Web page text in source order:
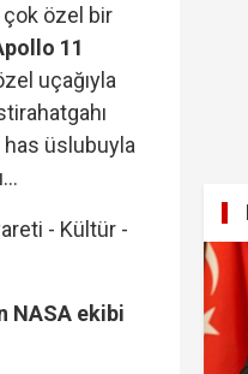
çok özel bir
11
uçağıyla
üslubuyla
NASA ekibi